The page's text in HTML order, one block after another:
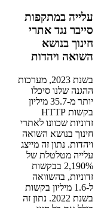
עלייה במתקפות
סייבר נגד אתרי
חינוך בנושא
השואה ויהדות
בשנת 2023, מערכות
ההגנה שלנו סיכלו
יותר מ-35.7 מיליון
בקשות HTTP
זדוניות שכוונו לאתרי
חינוך בנושא השואה
ויהדות. נתון זה מייצג
עלייה מטלטלת של
2,190% בבקשות
זדוניות, בהשוואה
ל-1.6 מיליון בקשות
בשנת 2022. נתון זה